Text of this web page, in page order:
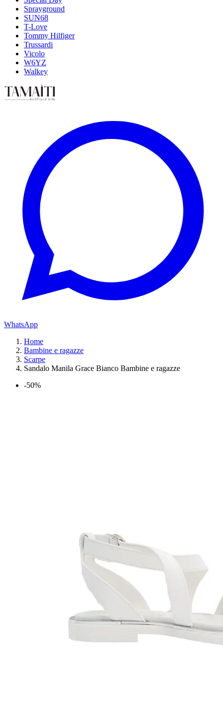
Sprayground
SUN68
T-Love
Tommy Hilfiger
Trussardi
Vicolo
W6YZ
Walkey
WhatsApp
Home
Bambine e ragazze
Scarpe
Sandalo Manila Grace Bianco Bambine e ragazze
-50%